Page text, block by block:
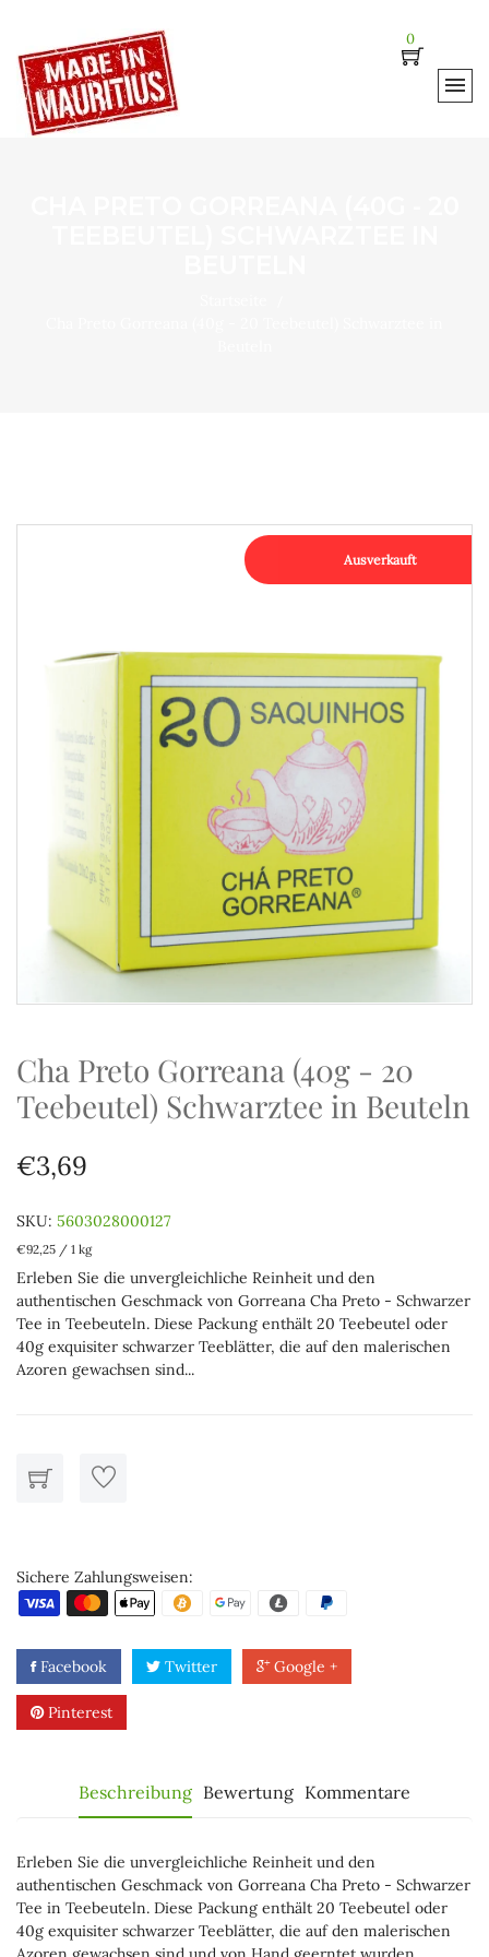
0
Ausverkauft
Cha Preto Gorreana (40g - 20
Teebeutel) Schwarztee in Beuteln
€3,69
SKU: 5603028000127
€92,25 / 1 kg
Erleben Sie die unvergleichliche Reinheit und den
authentischen Geschmack von Gorreana Cha Preto - Schwarzer
Tee in Teebeuteln. Diese Packung enthält 20 Teebeutel oder
40g exquisiter schwarzer Teeblätter, die auf den malerischen
Azoren gewachsen sind...
Sichere Zahlungsweisen:
Facebook Twitter Google +
Pinterest
Beschreibung Bewertung Kommentare
Erleben Sie die unvergleichliche Reinheit und den
authentischen Geschmack von Gorreana Cha Preto - Schwarzer
Tee in Teebeuteln. Diese Packung enthält 20 Teebeutel oder
40g exquisiter schwarzer Teeblätter, die auf den malerischen